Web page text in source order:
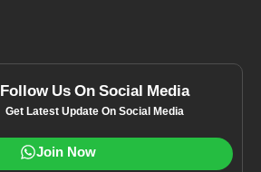
Follow Us On Social Media
Get Latest Update On Social Media
Join Now